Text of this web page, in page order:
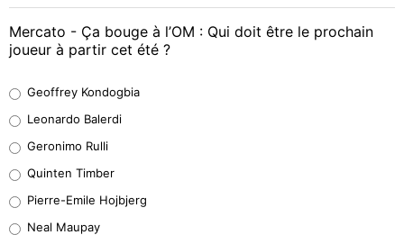
Mercato - Ça bouge à l’OM : Qui doit être le prochain
joueur à partir cet été ?
38%
32%
5%
Geoffrey Kondogbia
Leonardo Balerdi
Geronimo Rulli
Quinten Timber
Pierre-Emile Hojbjerg
Neal Maupay